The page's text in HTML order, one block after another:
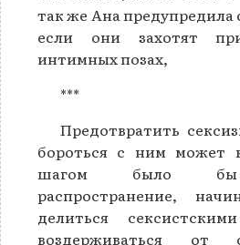
так же Ана предупредила
если они захотят
интимных позах,
***
Предотвратить
бороться с ним может
шагом было бы
распространение,
делиться
воздерживаться от